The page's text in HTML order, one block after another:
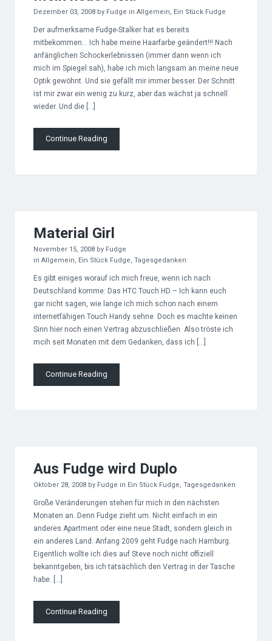
Dezember 03, 2008 by Fudge in Allgemein, Ein Stück Fudge
Der aufmerksame Fudge-Stalker hat es bereits
mitbekommen… Ich habe meine Haarfarbe geändert!!! Nach
anfänglichen Schockerlebnissen (immer dann wenn ich
mich im Spiegel sah), habe ich mich langsam an meine neue
Optik gewöhnt. Und sie gefällt mir immer besser. Der Schnitt
ist mir zwar ein wenig zu kurz, aber das wächst ja schnell
wieder. Und die […]
Continue Reading
Material Girl
November 15, 2008 by Fudge
in Allgemein, Ein Stück Fudge, Tagesgedanken
Es gibt einiges worauf ich mich freue, wenn ich nach
Deutschland komme: Das HTC Touch HD – Ich kann euch
gar nicht sagen, wie lange ich mich schon nach einem
internetfähigen Touch Handy sehne. Doch es machte keinen
Sinn hier noch einen Vertrag abzuschließen. Also tröste ich
mcih seit Monaten mit dem Gedanken, dass ich […]
Continue Reading
Aus Fudge wird Duplo
Oktober 28, 2008 by Fudge in Ein Stück Fudge, Tagesgedanken
Große Veränderungen stehen für mich in den nächsten
Monaten an. Denn Fudge zieht um. Nicht einfach in ein
anderes Apartment oder eine neue Stadt, sondern gleich in
ein anderes Land. Anfang 2009 geht Fudge nach Hamburg.
Eigentlich wollte ich dies auf Steve noch nicht offiziell
bekanntgeben, bis ich tatsächlich den Vertrag in der Tasche
habe. […]
Continue Reading